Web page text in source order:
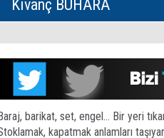
Kıvanç BUHARA
barikat, set, engel… Bir yeri
kapatmak anlamları